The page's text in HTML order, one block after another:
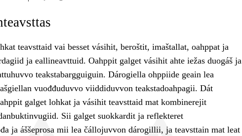
teavsttaid vai besset vásihit, beroštit, imaštallat, oahppat ja
ja eallineavttuid. Oahppit galget vásihit ahte iežas duogáš ja
teakstabargguiguin. Dárogiella ohppiide geain lea
vuođđuduvvo viiddiduvvon teakstadoahpagii. Dát
galget lohkat ja vásihit teavsttaid mat kombinerejit
Sii galget suokkardit ja reflekteret
ja áššeprosa mii lea čállojuvvon dárogillii, ja teavsttain mat leat